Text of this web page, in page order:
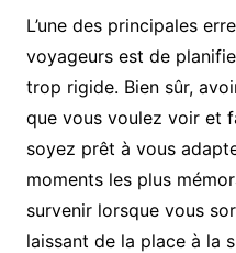
L’une des principales
voyageurs est de
trop rigide. Bien sûr,
que vous voulez voir et
soyez prêt à vous
moments les plus
survenir lorsque vous
laissant de la place à la